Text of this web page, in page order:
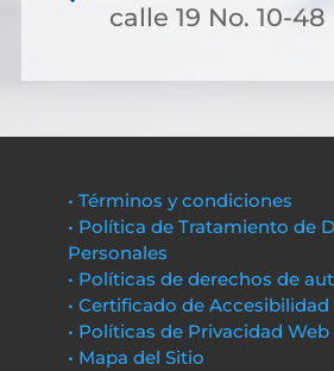
calle 19 No. 10-48
• Términos y condiciones
• Política de Tratamiento de
Personales
• Políticas de derechos de
• Certificado de Accesibilidad
• Políticas de Privacidad Web
• Mapa del Sitio